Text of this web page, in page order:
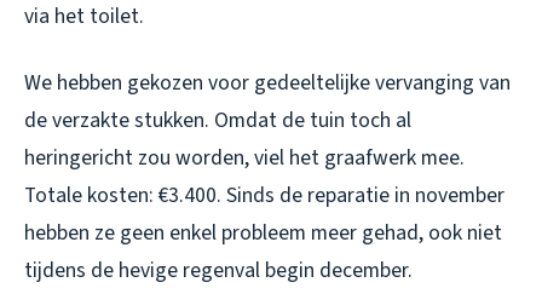
via het toilet.
We hebben gekozen voor gedeeltelijke vervanging van
de verzakte stukken. Omdat de tuin toch al
heringericht zou worden, viel het graafwerk mee.
Totale kosten: €3.400. Sinds de reparatie in november
hebben ze geen enkel probleem meer gehad, ook niet
tijdens de hevige regenval begin december.